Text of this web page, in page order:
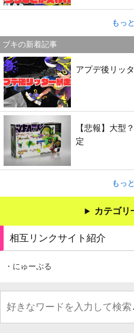
もっ
ブキの新着記事
アプデ後リッ
【悲報】大型
定
もっ
カテゴリ
相互リンクサイト紹介
・にゅーぷる